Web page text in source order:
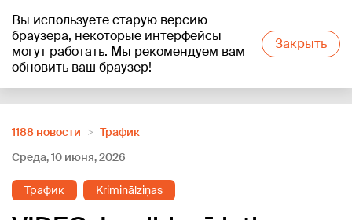
Вы используете старую версию
браузера, некоторые интерфейсы
могут работать. Мы рекомендуем вам
обновить ваш браузер!
Закрыть
+26°C
1188 новости
Трафик
Среда, 10 июня, 2026
Трафик Kriminālziņas